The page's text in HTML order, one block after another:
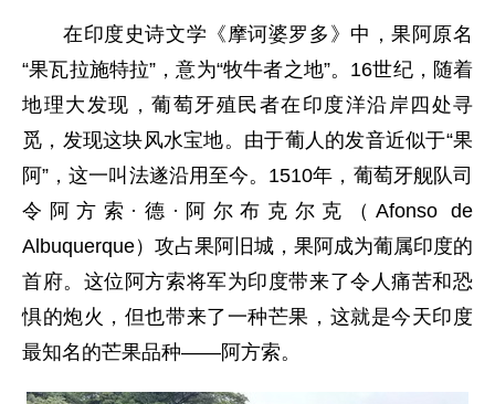
在印度史诗文学《摩诃婆罗多》中，果阿原名
“果瓦拉施特拉”，意为“牧牛者之地”。16世纪，随着
地理大发现，葡萄牙殖民者在印度洋沿岸四处寻
觅，发现这块风水宝地。由于葡人的发音近似于“果
阿”，这一叫法遂沿用至今。1510年，葡萄牙舰队司
令阿方索·德·阿尔布克尔克（Afonso de
Albuquerque）攻占果阿旧城，果阿成为葡属印度的
首府。这位阿方索将军为印度带来了令人痛苦和恐
惧的炮火，但也带来了一种芒果，这就是今天印度
最知名的芒果品种——阿方索。